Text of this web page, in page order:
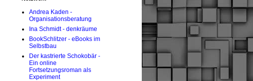
Andrea Kaden -
Organisationsberatung
Ina Schmidt - denkräume
BookSchlitzer - eBooks im
Selbstbau
Der kastrierte Schokobär -
Ein online
Fortsetzungsroman als
Experiment